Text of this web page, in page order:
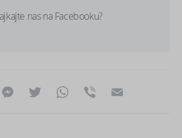
nas na Facebooku?
FacebookMessenger
Twitter WhatsApp
Viber